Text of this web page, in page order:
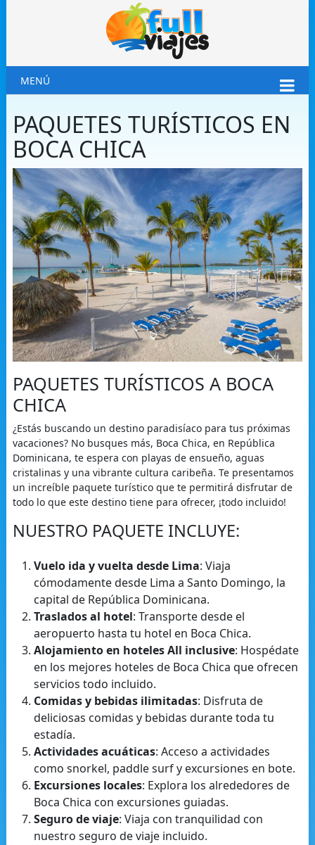
MENÚ
PAQUETES TURÍSTICOS EN
BOCA CHICA
PAQUETES TURÍSTICOS A BOCA
CHICA
¿Estás buscando un destino paradisíaco para tus próximas
vacaciones? No busques más, Boca Chica, en República
Dominicana, te espera con playas de ensueño, aguas
cristalinas y una vibrante cultura caribeña. Te presentamos
un increíble paquete turístico que te permitirá disfrutar de
todo lo que este destino tiene para ofrecer, ¡todo incluido!
NUESTRO PAQUETE INCLUYE:
Vuelo ida y vuelta desde Lima: Viaja
cómodamente desde Lima a Santo Domingo, la
capital de República Dominicana.
Traslados al hotel: Transporte desde el
aeropuerto hasta tu hotel en Boca Chica.
Alojamiento en hoteles All inclusive: Hospédate
en los mejores hoteles de Boca Chica que ofrecen
servicios todo incluido.
Comidas y bebidas ilimitadas: Disfruta de
deliciosas comidas y bebidas durante toda tu
estadía.
Actividades acuáticas: Acceso a actividades
como snorkel, paddle surf y excursiones en bote.
Excursiones locales: Explora los alrededores de
Boca Chica con excursiones guiadas.
Seguro de viaje: Viaja con tranquilidad con
nuestro seguro de viaje incluido.